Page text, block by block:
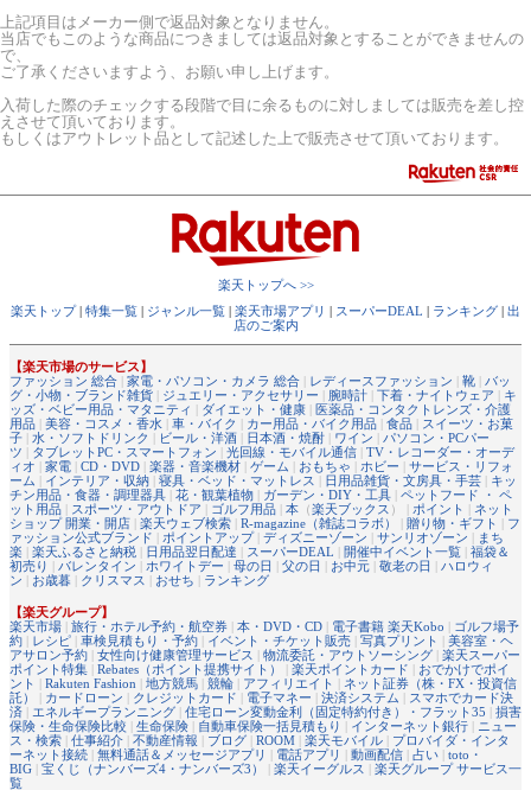
上記項目はメーカー側で返品対象となりません。
当店でもこのような商品につきましては返品対象とすることができませんの
で、
ご了承くださいますよう、お願い申し上げます。
入荷した際のチェックする段階で目に余るものに対しましては販売を差し控
えさせて頂いております。
もしくはアウトレット品として記述した上で販売させて頂いております。
楽天トップへ >>
楽天トップ| 特集一覧 | ジャンル一覧 | 楽天市場アプリ | スーパーDEAL | ランキング | 出
店のご案内
【楽天市場のサービス】
ファッション 総合 | 家電・パソコン・カメラ 総合 | レディースファッション | 靴 | バッ
グ・小物・ブランド雑貨 | ジュエリー・アクセサリー | 腕時計 | 下着・ナイトウェア | キ
ッズ・ベビー用品・マタニティ | ダイエット・健康 | 医薬品・コンタクトレンズ・介護
用品 | 美容・コスメ・香水 | 車・バイク | カー用品・バイク用品 | 食品 | スイーツ・お菓
子 | 水・ソフトドリンク | ビール・洋酒 | 日本酒・焼酎 | ワイン | パソコン・PCパー
ツ | タブレットPC・スマートフォン | 光回線・モバイル通信 | TV・レコーダー・オーデ
ィオ | 家電 | CD・DVD | 楽器・音楽機材 | ゲーム | おもちゃ | ホビー | サービス・リフォ
ーム | インテリア・収納 | 寝具・ベッド・マットレス | 日用品雑貨・文房具・手芸 | キッ
チン用品・食器・調理器具 | 花・観葉植物 | ガーデン・DIY・工具 | ペットフード ・ ペ
ット用品 | スポーツ・アウトドア | ゴルフ用品 | 本 （楽天ブックス ） | ポイント | ネット
ショップ 開業・開店 | 楽天ウェブ検索 | R-magazine（雑誌コラボ） | 贈り物・ギフト | フ
ァッション公式ブランド | ポイントアップ| ディズニーゾーン | サンリオゾーン | まち
楽 | 楽天ふるさと納税 | 日用品翌日配達 | スーパーDEAL | 開催中イベント一覧 | 福袋＆
初売り | バレンタイン | ホワイトデー | 母の日 | 父の日 | お中元 | 敬老の日 | ハロウィ
ン | お歳暮 | クリスマス | おせち | ランキング
【楽天グループ】
楽天市場 | 旅行・ホテル予約・航空券 | 本・DVD・CD | 電子書籍 楽天Kobo | ゴルフ場予
約 | レシピ | 車検見積もり・予約 | イベント・チケット販売 | 写真プリント | 美容室・ヘ
アサロン予約 | 女性向け健康管理サービス | 物流委託・アウトソーシング | 楽天スーパー
ポイント特集 | Rebates（ポイント提携サイト） | 楽天ポイントカード | おでかけでポイ
ント | Rakuten Fashion | 地方競馬 | 競輪 | アフィリエイト | ネット証券（株・FX・投資信
託）
| カードローン | クレジットカード | 電子マネー | 決済システム | スマホでカード決
済 | エネルギープランニング | 住宅ローン変動金利（固定特約付き）・フラット35 | 損害
保険・生命保険比較 | 生命保険 | 自動車保険一括見積もり | インターネット銀行 | ニュー
ス・検索 | 仕事紹介 | 不動産情報 | ブログ | ROOM | 楽天モバイル | プロバイダ・インタ
ーネット接続 | 無料通話＆メッセージアプリ | 電話アプリ | 動画配信 | 占い | toto・
BIG | 宝くじ（ナンバーズ4・ナンバーズ3） | 楽天イーグルス | 楽天グループ サービス一
覧